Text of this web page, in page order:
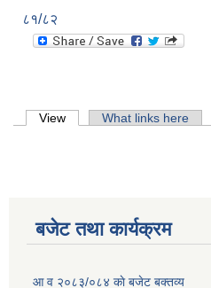
८१/८२
Primary tabs
View (active tab)What links here
बजेट तथा कार्यक्रम
आ व २०८३/०८४ काे बजेट बक्तव्य